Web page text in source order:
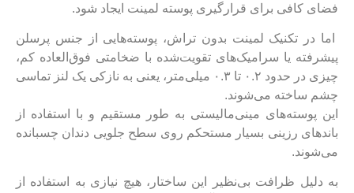
فضای کافی برای قرارگیری پوسته لمینت ایجاد شود.
اما در تکنیک لمینت بدون تراش، پوسته‌هایی از جنس پرسلن
پیشرفته یا سرامیک‌های تقویت‌شده با ضخامتی فوق‌العاده کم،
چیزی در حدود ۰.۲ تا ۰.۳ میلی‌متر، یعنی به نازکی یک لنز تماسی
چشم ساخته می‌شوند.
این پوسته‌های مینی‌مالیستی به طور مستقیم و با استفاده از
باندهای رزینی بسیار مستحکم روی سطح جلویی دندان چسبانده
می‌شوند.
به دلیل ظرافت بی‌نظیر این ساختار، هیچ نیازی به استفاده از